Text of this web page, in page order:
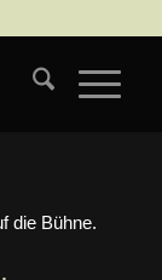
die Bühne.